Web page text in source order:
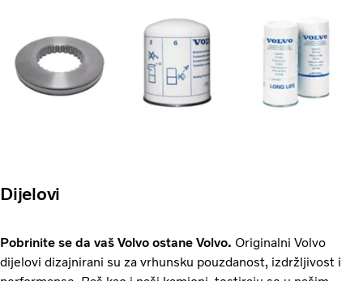
Dijelovi
Pobrinite se da vaš Volvo ostane Volvo. Originalni Volvo
dijelovi dizajnirani su za vrhunsku pouzdanost, izdržljivost i